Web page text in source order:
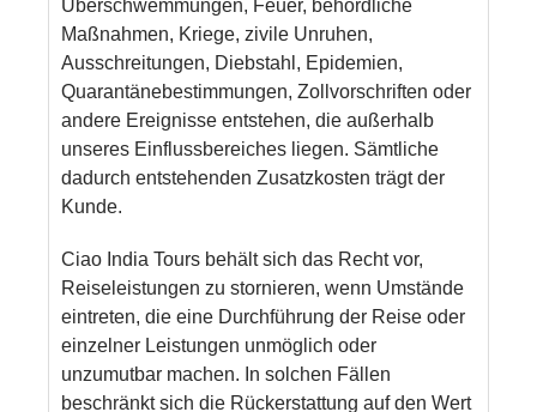
Überschwemmungen, Feuer, behördliche
Maßnahmen, Kriege, zivile Unruhen,
Ausschreitungen, Diebstahl, Epidemien,
Quarantänebestimmungen, Zollvorschriften oder
andere Ereignisse entstehen, die außerhalb
unseres Einflussbereiches liegen. Sämtliche
dadurch entstehenden Zusatzkosten trägt der
Kunde.
Ciao India Tours behält sich das Recht vor,
Reiseleistungen zu stornieren, wenn Umstände
eintreten, die eine Durchführung der Reise oder
einzelner Leistungen unmöglich oder
unzumutbar machen. In solchen Fällen
beschränkt sich die Rückerstattung auf den Wert